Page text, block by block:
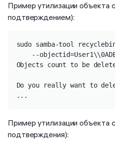
Пример утилизации объекта
подтверждением):
sudo samba-tool
--
Objects count to be
Do you really want to
...
Пример утилизации объекта
подтверждения):